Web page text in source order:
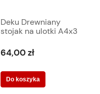
Deku Drewniany
stojak na ulotki A4x3
cm 570115
64,00 zł
Do koszyka